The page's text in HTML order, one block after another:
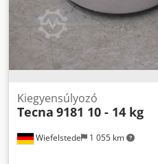
Wiefelstede 1 055 km
Kiegyensúlyozó
Tecna 9181 10 - 14 kg